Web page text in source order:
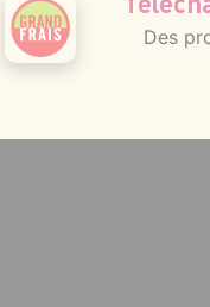
Des